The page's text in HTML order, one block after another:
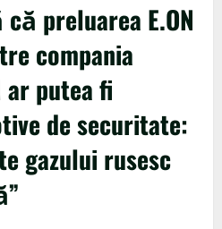
preluarea E.ON
compania
ar putea fi
de securitate:
gazului rusesc